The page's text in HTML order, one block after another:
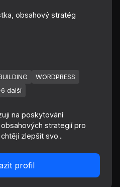
obsahový stratég
WORDPRESS
další
na poskytování
strategií pro
zlepšit svo...
profil